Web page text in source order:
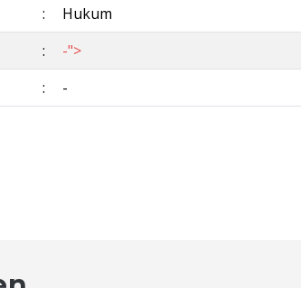
:
Hukum
:
-">
: -